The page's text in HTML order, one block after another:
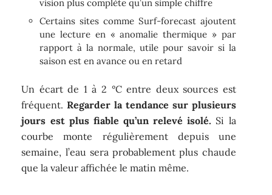
vision plus complète qu’un simple chiffre
Certains sites comme Surf-forecast ajoutent
une lecture en « anomalie thermique » par
rapport à la normale, utile pour savoir si la
saison est en avance ou en retard
Un écart de 1 à 2 °C entre deux sources est
fréquent.Regarder la tendance sur plusieurs
jours est plus fiable qu’un relevé isolé. Si la
courbe monte régulièrement depuis une
semaine, l’eau sera probablement plus chaude
que la valeur affichée le matin même.